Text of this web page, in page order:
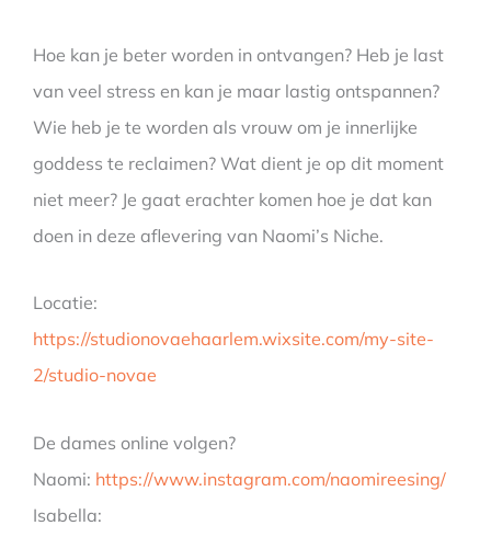
Hoe kan je beter worden in ontvangen? Heb je last
van veel stress en kan je maar lastig ontspannen?
Wie heb je te worden als vrouw om je innerlijke
goddess te reclaimen? Wat dient je op dit moment
niet meer? Je gaat erachter komen hoe je dat kan
doen in deze aflevering van Naomi’s Niche.
Locatie:
https://studionovaehaarlem.wixsite.com/my-site-
2/studio-novae
De dames online volgen?
Naomi: https://www.instagram.com/naomireesing/
Isabella: